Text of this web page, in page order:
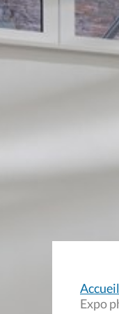
o
u
Accueil
Expo